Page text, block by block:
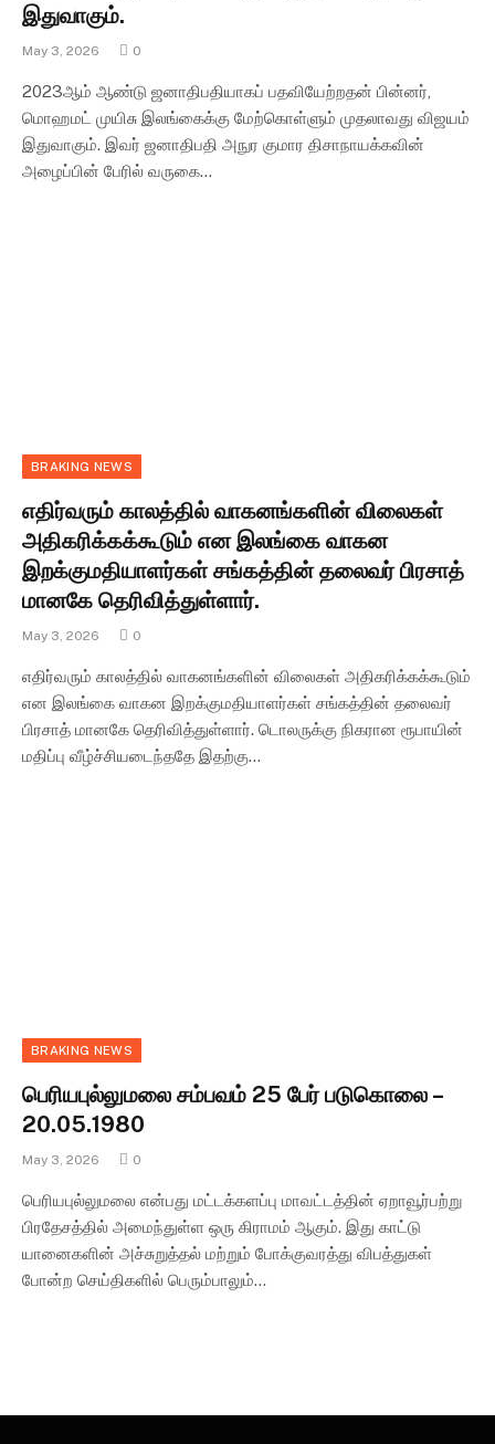
இதுவாகும்.
May 3, 2026 0
2023ஆம் ஆண்டு ஜனாதிபதியாகப் பதவியேற்றதன் பின்னர்,
மொஹமட் முயிசு இலங்கைக்கு மேற்கொள்ளும் முதலாவது விஜயம்
இதுவாகும். இவர் ஜனாதிபதி அநுர குமார திசாநாயக்கவின்
அழைப்பின் பேரில் வருகை…
BRAKING NEWS
எதிர்வரும் காலத்தில் வாகனங்களின் விலைகள்
அதிகரிக்கக்கூடும் என இலங்கை வாகன
இறக்குமதியாளர்கள் சங்கத்தின் தலைவர் பிரசாத்
மானகே தெரிவித்துள்ளார்.
May 3, 2026 0
எதிர்வரும் காலத்தில் வாகனங்களின் விலைகள் அதிகரிக்கக்கூடும்
என இலங்கை வாகன இறக்குமதியாளர்கள் சங்கத்தின் தலைவர்
பிரசாத் மானகே தெரிவித்துள்ளார். டொலருக்கு நிகரான ரூபாயின்
மதிப்பு வீழ்ச்சியடைந்ததே இதற்கு…
BRAKING NEWS
பெரியபுல்லுமலை சம்பவம் 25 பேர் படுகொலை –
20.05.1980
May 3, 2026 0
பெரியபுல்லுமலை என்பது மட்டக்களப்பு மாவட்டத்தின் ஏறாவூர்பற்று
பிரதேசத்தில் அமைந்துள்ள ஒரு கிராமம் ஆகும். இது காட்டு
யானைகளின் அச்சுறுத்தல் மற்றும் போக்குவரத்து விபத்துகள்
போன்ற செய்திகளில் பெரும்பாலும்…